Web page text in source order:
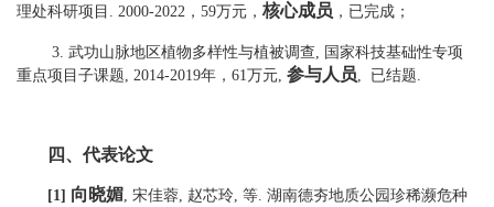
理处科研项目 . 2000-2022 ， 59万元， 核心成员 ，已完成；
3. 武功山脉地区植物多样性与植被调查, 国家科技基础性专项
重点项目子课题, 2014-2019年， 61万元, 参与人员, 已结题.
四、 代表论文
[1] 向晓媚, 宋佳蓉, 赵芯玲, 等. 湖南德夯地质公园珍稀濒危种